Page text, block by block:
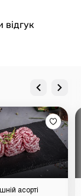
відгук
асорті